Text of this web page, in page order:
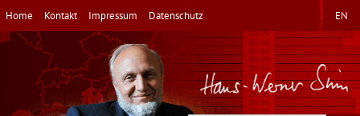
Direkt
zum
Inhalt
Home Kontakt Impressum Datenschutz EN